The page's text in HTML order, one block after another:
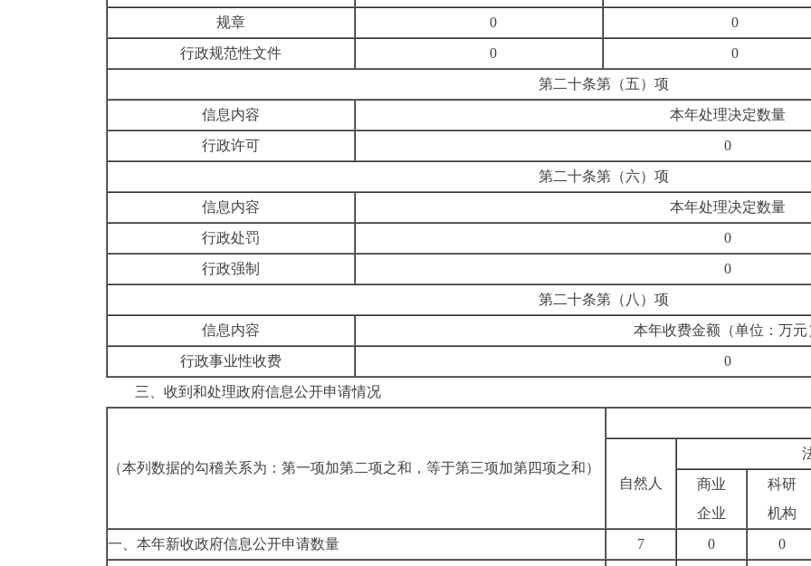
规章
0
0
行政规范性文件
0
0
第二十条第（五）项
信息内容
本年处理决定数量
行政许可
0
第二十条第（六）项
信息内容
本年处理决定数量
行政处罚
0
行政强制
0
第二十条第（八）项
信息内容
本年收费金额（单位：万元
行政事业性收费
0
三、 收到和处理政府信息公开申请情况
（本列数据的勾稽关系为：第一项加第二项之和，等于第三项加第四项之和）
自然人
商业
企业
科研
机构
一、本年新收政府信息公开申请数量
7 0
0